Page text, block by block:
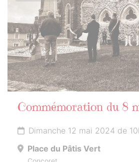
Commémoration du 8
Dimanche 12 mai 2024 de
Place du Pâtis Vert